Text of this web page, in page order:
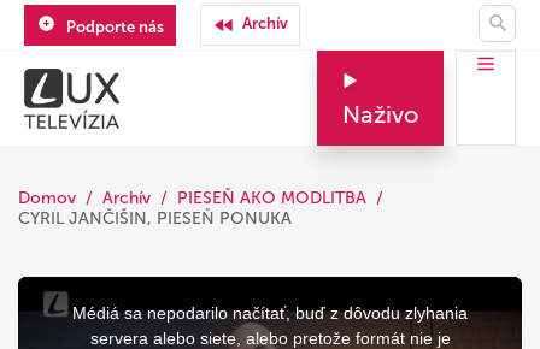
Podporte nás Archív
Naživo
Domov Archív
PIESEŇ AKO MODLITBA
CYRIL JANČIŠIN, PIESEŇ PONUKA
This
modal
Médiá sa nepodarilo načítať, buď z dôvodu zlyhania
servera alebo siete, alebo pretože formát nie je